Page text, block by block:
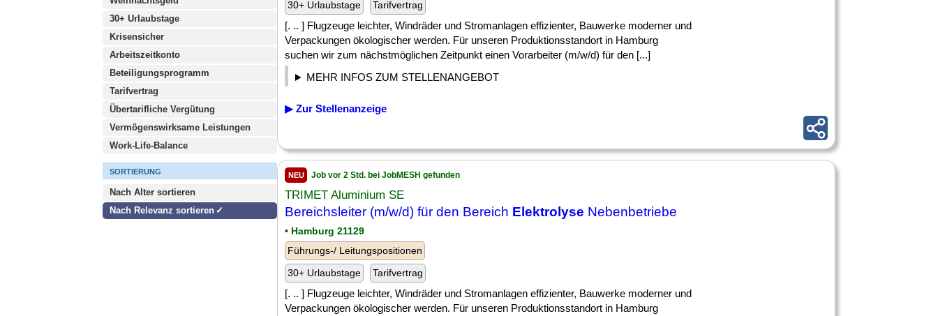
30+ Urlaubstage
Krisensicher
Arbeitszeitkonto
Beteiligungsprogramm
Tarifvertrag
Übertarifliche Vergütung
Vermögenswirksame Leistungen
Work-Life-Balance
SORTIERUNG
Nach Alter sortieren
Nach Relevanz sortieren
30+ Urlaubstage
Tarifvertrag
[. .. ] Flugzeuge leichter, Windräder und Stromanlagen effizienter, Bauwerke moderner und
Verpackungen ökologischer werden. Für unseren Produktionsstandort in Hamburg
suchen wir zum nächstmöglichen Zeitpunkt einen Vorarbeiter (m/w/d) für den [...]
MEHR INFOS ZUM STELLENANGEBOT
▶ Zur Stellenanzeige
NEU Job vor 2 Std. bei JobMESH gefunden
TRIMET Aluminium SE
Bereichsleiter (m/w/d) für den Bereich Elektrolyse Nebenbetriebe
• Hamburg 21129
Führungs-/ Leitungspositionen
30+ Urlaubstage
Tarifvertrag
[. .. ] Flugzeuge leichter, Windräder und Stromanlagen effizienter, Bauwerke moderner und
Verpackungen ökologischer werden. Für unseren Produktionsstandort in Hamburg